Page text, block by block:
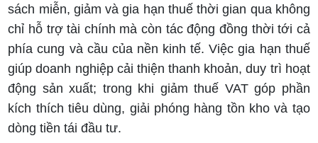
sách miễn, giảm và gia hạn thuế thời gian qua không
chỉ hỗ trợ tài chính mà còn tác động đồng thời tới cả
phía cung và cầu của nền kinh tế. Việc gia hạn thuế
giúp doanh nghiệp cải thiện thanh khoản, duy trì hoạt
động sản xuất; trong khi giảm thuế VAT góp phần
kích thích tiêu dùng, giải phóng hàng tồn kho và tạo
dòng tiền tái đầu tư.